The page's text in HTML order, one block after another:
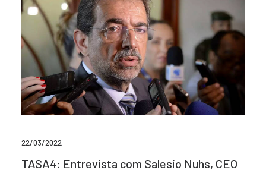
22/03/2022
TASA4: Entrevista com Salesio Nuhs, CEO